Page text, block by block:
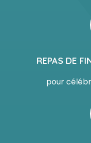
REPAS DE
pour